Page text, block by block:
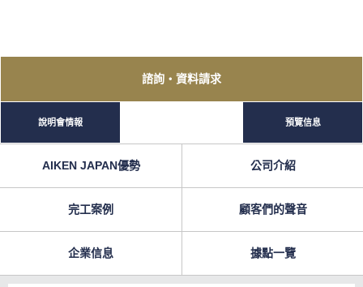
諮詢 ・資料請求
說明會情報 預覽信息
AIKEN JAPAN優勢 公司介紹
完工案例 顧客們的聲音
企業信息 據點一覽